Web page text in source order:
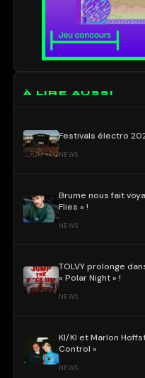
À LIRE AUSSI
Festivals électro
NEWS
Brume nous fait
Flies » !
NEWS
TOLVY prolonge
« Polar Night » !
NEWS
KI/KI et Marlon
Control »
NEWS